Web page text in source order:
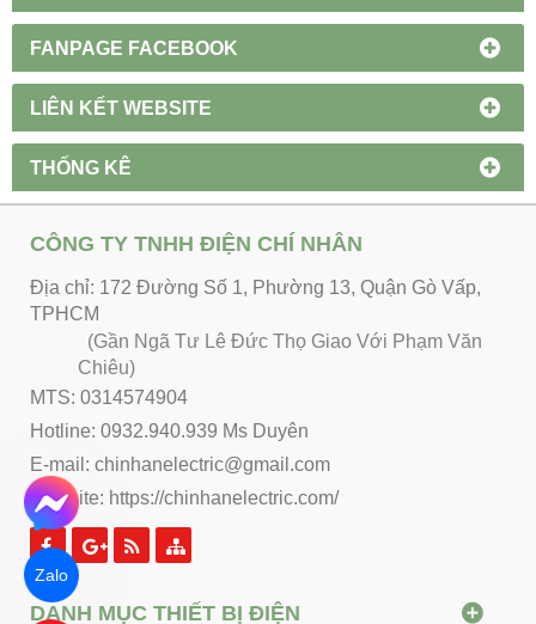
FANPAGE FACEBOOK
LIÊN KẾT WEBSITE
THỐNG KÊ
CÔNG TY TNHH ĐIỆN CHÍ NHÂN
Địa chỉ: 172 Đường Số 1, Phường 13, Quận Gò Vấp,
TPHCM
(Gần Ngã Tư Lê Đức Thọ Giao Với Phạm Văn
Chiêu)
MTS: 0314574904
Hotline: 0932.940.939 Ms Duyên
E-mail: chinhanelectric@gmail.com
Website: https://chinhanelectric.com/
DANH MỤC THIẾT BỊ ĐIỆN
Zalo